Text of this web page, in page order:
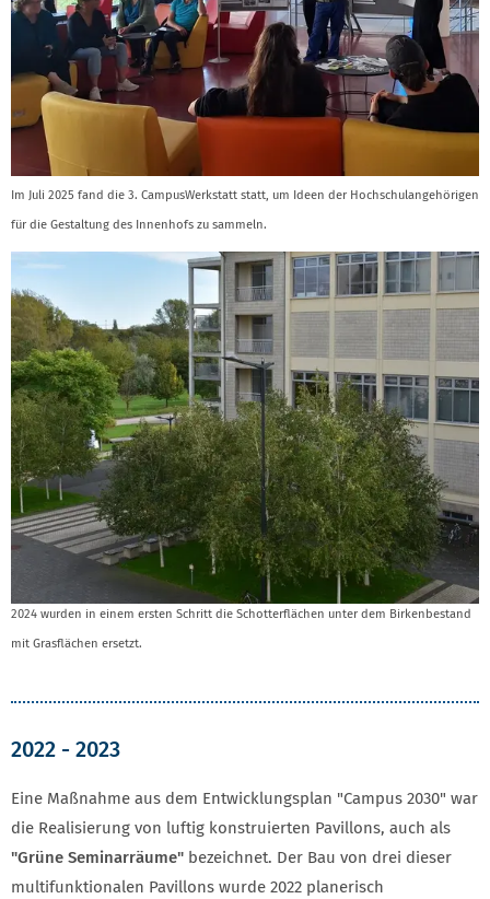
Im Juli 2025 fand die 3. CampusWerkstatt statt, um Ideen der Hochschulangehörigen
für die Gestaltung des Innenhofs zu sammeln.
2024 wurden in einem ersten Schritt die Schotterflächen unter dem Birkenbestand
mit Grasflächen ersetzt.
2022 - 2023
Eine Maßnahme aus dem Entwicklungsplan "Campus 2030" war
die Realisierung von luftig konstruierten Pavillons, auch als
"Grüne Seminarräume" bezeichnet. Der Bau von drei dieser
multifunktionalen Pavillons wurde 2022 planerisch